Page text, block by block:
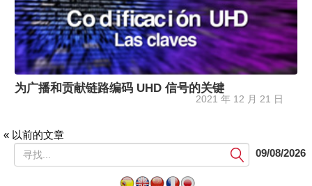
为广播和贡献链路编码 UHD 信号的关键
2021 年 12 月 21 日
« 以前的文章
提
交
09/08/2026